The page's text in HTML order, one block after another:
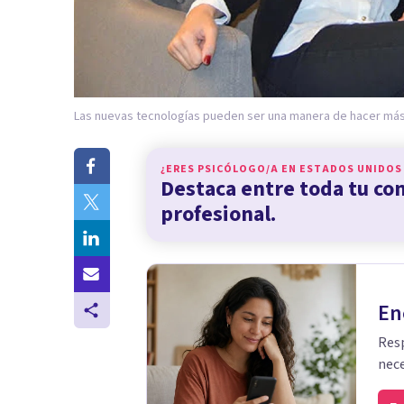
Las nuevas tecnologías pueden ser una manera de hacer
¿ERES PSICÓLOGO/A EN ESTADOS UNIDOS
Destaca entre toda tu
profesional.